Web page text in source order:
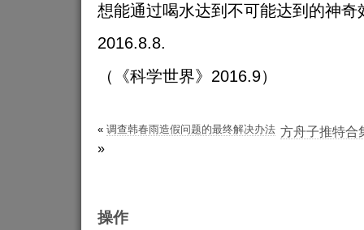
想能通过喝水达到不可能达到的神奇
2016.8.8.
（《科学世界》2016.9）
« 调查韩春雨造假问题的最终解决办法 方舟子推特合
»
操作